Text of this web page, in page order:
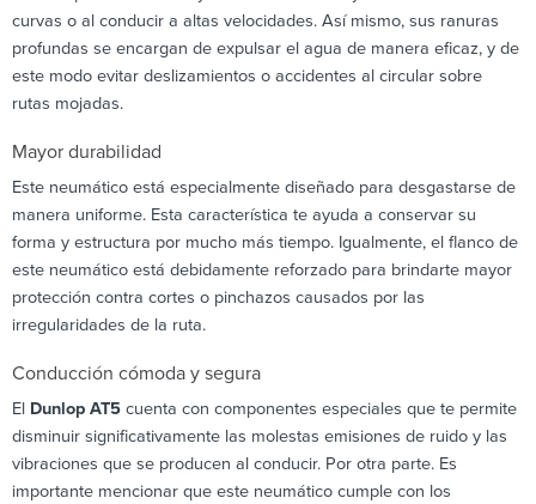
curvas o al conducir a altas velocidades. Así mismo, sus ranuras
profundas se encargan de expulsar el agua de manera eficaz, y de
este modo evitar deslizamientos o accidentes al circular sobre
rutas mojadas.
Mayor durabilidad
Este neumático está especialmente diseñado para desgastarse de
manera uniforme. Esta característica te ayuda a conservar su
forma y estructura por mucho más tiempo. Igualmente, el flanco de
este neumático está debidamente reforzado para brindarte mayor
protección contra cortes o pinchazos causados por las
irregularidades de la ruta.
Conducción cómoda y segura
El Dunlop AT5 cuenta con componentes especiales que te permite
disminuir significativamente las molestas emisiones de ruido y las
vibraciones que se producen al conducir. Por otra parte. Es
importante mencionar que este neumático cumple con los